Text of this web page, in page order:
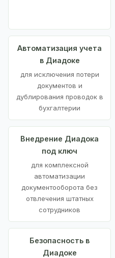
Автоматизация учета
в Диадоке
для исключения потери
документов и
дублирования проводок в
бухгалтерии
Внедрение Диадока
под ключ
для комплексной
автоматизации
документооборота без
отвлечения штатных
сотрудников
Безопасность в
Диадоке